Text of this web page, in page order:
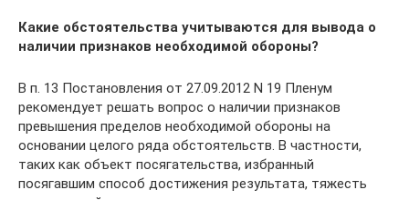
Какие обстоятельства учитываются для вывода о
наличии признаков необходимой обороны?
В п. 13 Постановления от 27.09.2012 N 19 Пленум
рекомендует решать вопрос о наличии признаков
превышения пределов необходимой обороны на
основании целого ряда обстоятельств. В частности,
таких как объект посягательства, избранный
посягавшим способ достижения результата, тяжесть